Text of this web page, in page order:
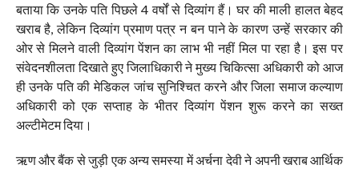
बताया कि उनके पति पिछले 4 वर्षों से दिव्यांग हैं। घर की माली हालत बेहद
खराब है, लेकिन दिव्यांग प्रमाण पत्र न बन पाने के कारण उन्हें सरकार की
ओर से मिलने वाली दिव्यांग पेंशन का लाभ भी नहीं मिल पा रहा है। इस पर
संवेदनशीलता दिखाते हुए जिलाधिकारी ने मुख्य चिकित्सा अधिकारी को आज
ही उनके पति की मेडिकल जांच सुनिश्चित करने और जिला समाज कल्याण
अधिकारी को एक सप्ताह के भीतर दिव्यांग पेंशन शुरू करने का सख्त
अल्टीमेटम दिया।
ऋण और बैंक से जुड़ी एक अन्य समस्या में अर्चना देवी ने अपनी खराब आर्थिक